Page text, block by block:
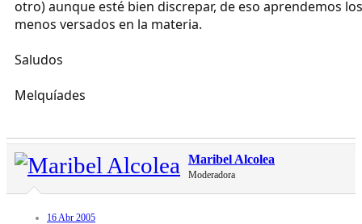
otro) aunque esté bien discrepar, de eso aprendemos los
menos versados en la materia.
Saludos
Melquíades
Maribel Alcolea
Moderadora
16 Abr 2005